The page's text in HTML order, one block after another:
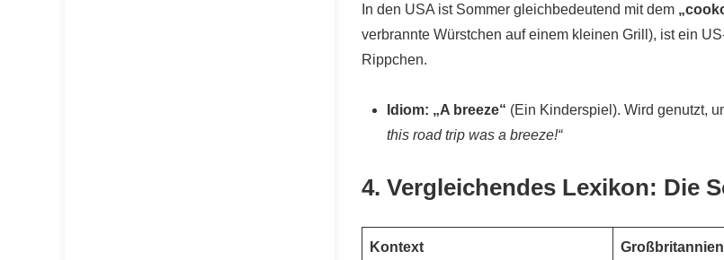
In den USA ist Sommer gleichbedeutend mit dem
verbrannte Würstchen auf einem kleinen Grill), ist ein
Rippchen.
Idiom: „A breeze“ (Ein Kinderspiel). Wird genutzt,
this road trip was a breeze!“
4. Vergleichendes Lexikon: Die
Kontext